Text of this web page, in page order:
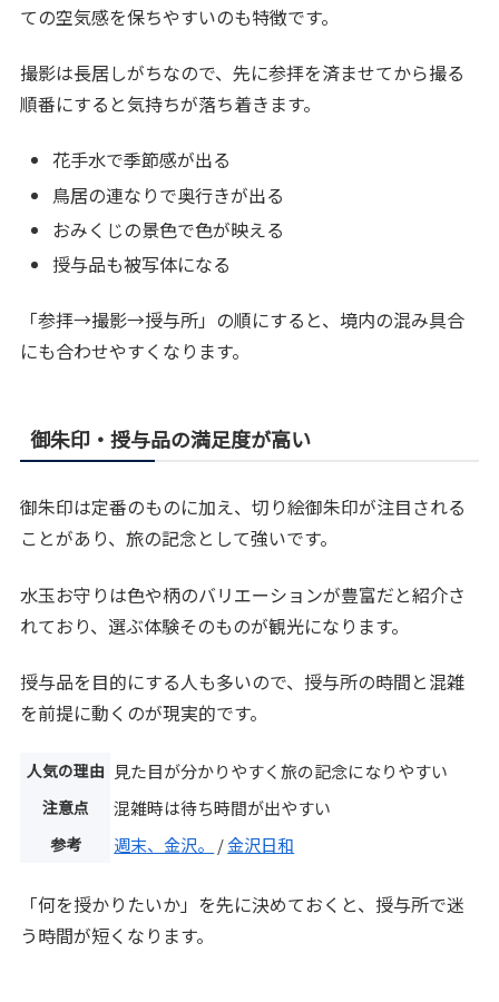
ての空気感を保ちやすいのも特徴です。
撮影は長居しがちなので、先に参拝を済ませてから撮る
順番にすると気持ちが落ち着きます。
花手水で季節感が出る
鳥居の連なりで奥行きが出る
おみくじの景色で色が映える
授与品も被写体になる
「参拝→撮影→授与所」の順にすると、境内の混み具合
にも合わせやすくなります。
御朱印・授与品の満足度が高い
御朱印は定番のものに加え、切り絵御朱印が注目される
ことがあり、旅の記念として強いです。
水玉お守りは色や柄のバリエーションが豊富だと紹介さ
れており、選ぶ体験そのものが観光になります。
授与品を目的にする人も多いので、授与所の時間と混雑
を前提に動くのが現実的です。
人気の理由 見た目が分かりやすく旅の記念になりやすい
注意点 混雑時は待ち時間が出やすい
参考 週末、金沢。 /金沢日和
「何を授かりたいか」を先に決めておくと、授与所で迷
う時間が短くなります。